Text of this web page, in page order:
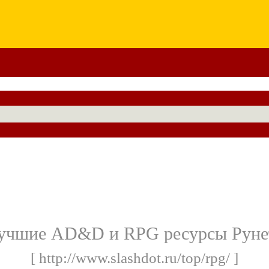
AD&D и RPG ресурсы
[ http://www.slashdot.ru/top/rpg/ ]